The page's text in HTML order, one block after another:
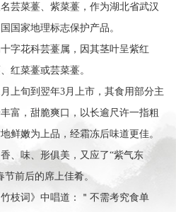
芸菜薹、紫菜薹，作为湖北省武汉
国家地理标志保护产品。
字花科芸薹属，因其茎叶呈紫红
红菜薹或芸菜薹。
上旬到翌年3月上市，其食用部分主
富，甜脆爽口，以长逾尺许一指粗
鲜嫩为上品，经霜冻后味道更佳。
、味、形俱美，又应了“紫气东
前后的席上佳肴。
枝词》中唱道：＂不需考究食单